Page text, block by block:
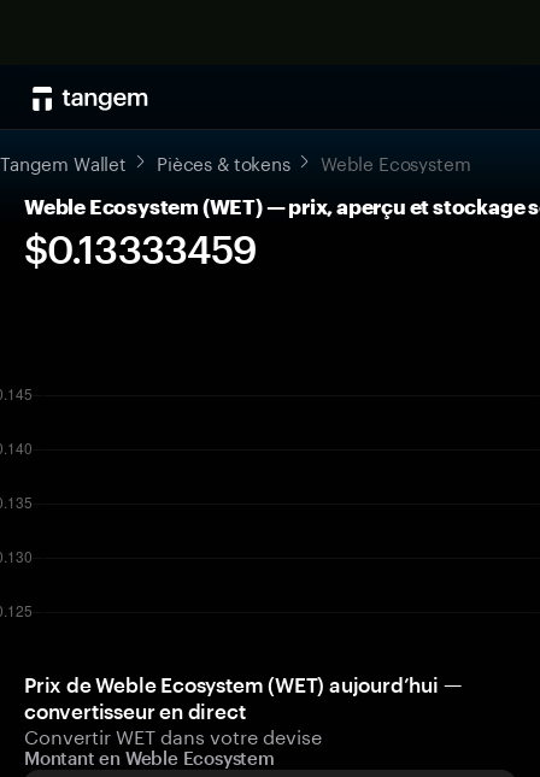
Tangem Wallet Pièces & tokens Weble Ecosystem
Weble Ecosystem (WET) — prix, aperçu et stockage
$0.13333459
Prix de Weble Ecosystem (WET) aujourd’hui —
convertisseur en direct
Convertir WET dans votre devise
Montant en Weble Ecosystem